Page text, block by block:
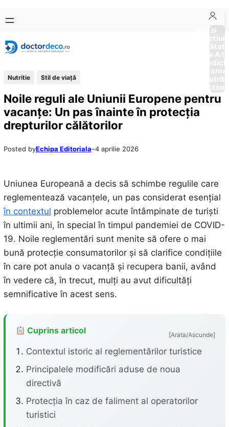
conținut
content
Boli si
Afectiuni
Sănătate
de la A
Nutritie Stil de viaţă
Noile reguli ale Uniunii Europene pentru
vacanțe: Un pas înainte în protecția
drepturilor călătorilor
Posted byEchipa Editoriala–4 aprilie 2026
Uniunea Europeană a decis să schimbe regulile care
reglementează vacanțele, un pas considerat esențial
în contextul problemelor acute întâmpinate de turiști
în ultimii ani, în special în timpul pandemiei de COVID-
19. Noile reglementări sunt menite să ofere o mai
bună protecție consumatorilor și să clarifice condițiile
în care pot anula o vacanță și recupera banii, având
în vedere că, în trecut, mulți au avut dificultăți
semnificative în acest sens.
Cuprins articol [Arata/Ascunde]
Contextul istoric al reglementărilor turistice
Principalele modificări aduse de noua
directivă
Protecția în caz de faliment al operatorilor
turistici